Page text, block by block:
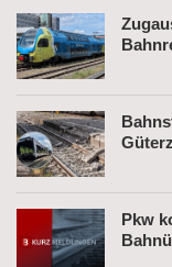
Pkw